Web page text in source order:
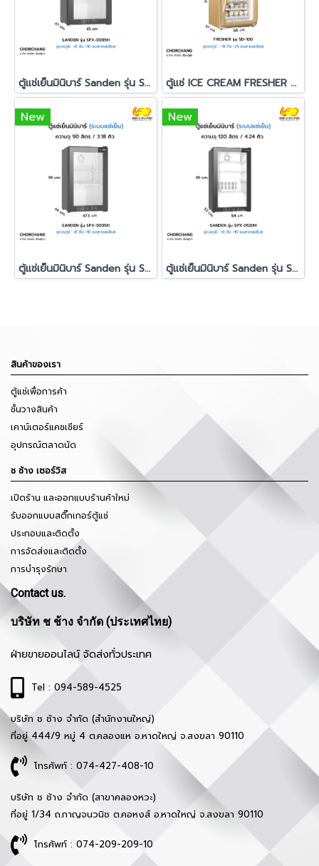
ตู้แช่เย็นมินิบาร์ Sanden รุ่น SPX-0085H ตู้แช่ ICE CREAM FRESHER รุ่น SD-100
New
ตู้แช่เย็นมินิบาร์ Sanden รุ่น SPX-0095H
New
ตู้แช่เย็นมินิบาร์ Sanden รุ่น SPX-0120H
สินค้าของเรา
ตู้แช่เพื่อการค้า
ชั้นวางสินค้า
เคาน์เตอร์แคชเชียร์
อุปกรณ์ตลาดนัด
ช ช้าง เซอร์วิส
เปิดร้าน และออกแบบร้านค้าใหม่
รับออกแบบสติ๊กเกอร์ตู้แช่
ประกอบและติดตั้ง
การจัดส่งและติดตั้ง
การบำรุงรักษา
Contact us.
บริษัท ช ช้าง จำกัด (ประเทศไทย)
ฝ่ายขายออนไลน์ จัดส่งทั่วประเทศ
Tel : 094-589-4525
บริษัท ช ช้าง จำกัด (สำนักงานใหญ่)
ที่อยู่ 444/9 หมู่ 4 ต.คลองแห อ.หาดใหญ่ จ.สงขลา 90110
โทรศัพท์ : 074-427-408-10
บริษัท ช ช้าง จำกัด (สาขาคลองหวะ)
ที่อยู่ 1/34 ถ.กาญจนวนิช ต.คอหงส์ อ.หาดใหญ่ จ.สงขลา 90110
โทรศัพท์ : 074-209-209-10